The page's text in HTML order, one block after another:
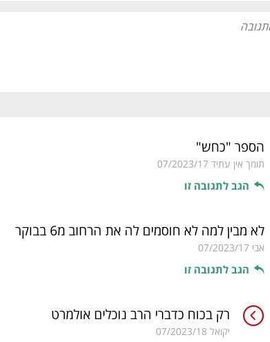
הספר "כחש"
תומך אין עתיד 07/2023/17
הגב לתגובה זו
לא מבין למה לא חוסמים לה את הרחוב מ6 בבוקר
אבי 07/2023/17
הגב לתגובה זו
רק בכוח כדברי הרב נוכלים אולמרט
יקואל 07/2023/18